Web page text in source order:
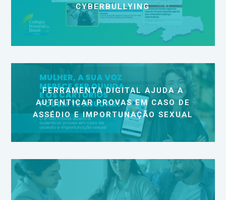
CYBERBULLYING
FERRAMENTA DIGITAL AJUDA A
AUTENTICAR PROVAS EM CASO DE
ASSÉDIO E IMPORTUNAÇÃO SEXUAL